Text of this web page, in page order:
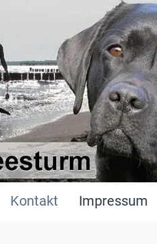
Kontakt Impressum